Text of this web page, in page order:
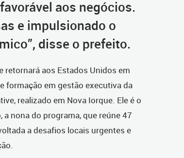
aos negócios.
e impulsionado o
disse o prefeito.
retornará aos Estados Unidos em
formação em gestão executiva da
realizado em Nova Iorque. Ele é o
nona do programa, que reúne 47
a desafios locais urgentes e